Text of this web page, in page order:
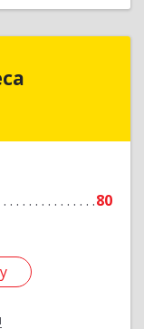
80
бизнеса
г,